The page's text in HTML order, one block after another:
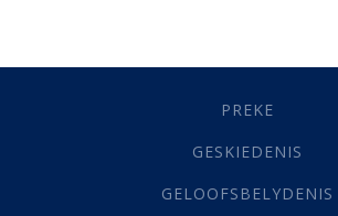
Geestelike Groei(10)
(21)
Grys Areas(4)
Lewensdoel(3)
PREKE
GESKIEDENIS
GELOOFSBELYDENIS